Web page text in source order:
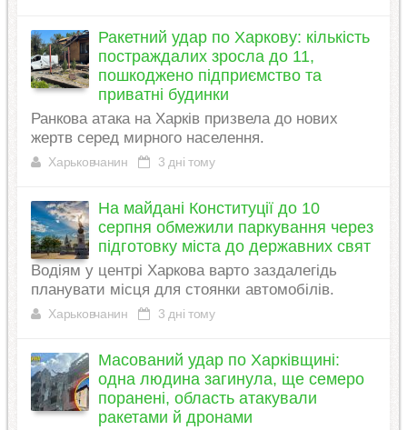
Ракетний удар по Харкову: кількість
постраждалих зросла до 11,
пошкоджено підприємство та
приватні будинки
Ранкова атака на Харків призвела до нових
жертв серед мирного населення.
Харьковчанин 3 дні тому
На майдані Конституції до 10
серпня обмежили паркування через
підготовку міста до державних свят
Водіям у центрі Харкова варто заздалегідь
планувати місця для стоянки автомобілів.
Харьковчанин 3 дні тому
Масований удар по Харківщині:
одна людина загинула, ще семеро
поранені, область атакували
ракетами й дронами